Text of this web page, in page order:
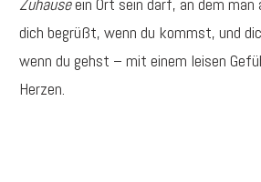
Zuhauseein Ort sein darf, an dem
dich begrüßt, wenn du kommst, und
wenn du gehst – mit einem leisen
Herzen.